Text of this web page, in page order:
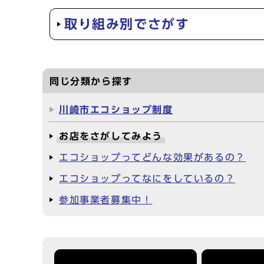
取り組み別でさがす
同じ分類から探す
川崎市エコショップ制度
お店をさがしてみよう
エコショップってどんな効果があるの？
エコショップってなにをしているの？
参加事業者募集中！